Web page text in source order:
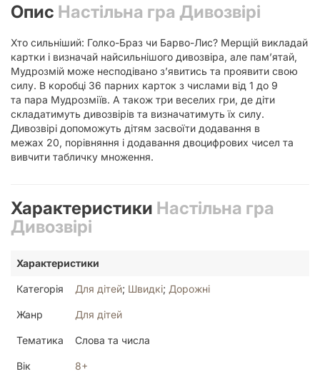
Опис Настільна гра Дивозвірі
Хто сильніший: Голко-Браз чи Барво-Лис? Мерщій викладай
картки і визначай найсильнішого дивозвіра, але пам’ятай,
Мудрозмій може несподівано з’явитись та проявити свою
силу. В коробці 36 парних карток з числами від 1 до 9
та пара Мудрозміїв. А також три веселих гри, де діти
складатимуть дивозвірів та визначатимуть їх силу.
Дивозвірі допоможуть дітям засвоїти додавання в
межах 20, порівняння і додавання двоцифрових чисел та
вивчити табличку множення.
Характеристики Настільна гра
Дивозвірі
Характеристики
Категорія Для дітей; Швидкі; Дорожні
Жанр Для дітей
Тематика Слова та числа
Вік 8+